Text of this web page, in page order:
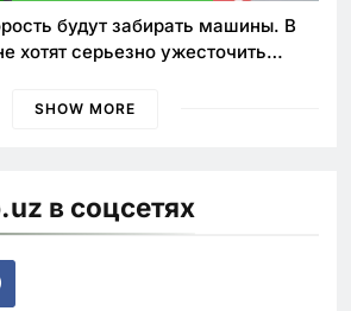
будут забирать машины. В
хотят серьезно ужесточить
SHOW MORE
в соцсетях